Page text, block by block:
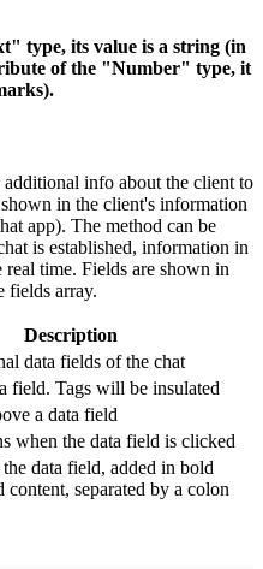
type, its value is a string (in
of the "Number" type, it
info about the client to
in the client's information
app). The method can be
is established, information in
time. Fields are shown in
fields array.
Description
data fields of the chat
field. Tags will be insulated
a data field
when the data field is clicked
data field, added in bold
content, separated by a colon